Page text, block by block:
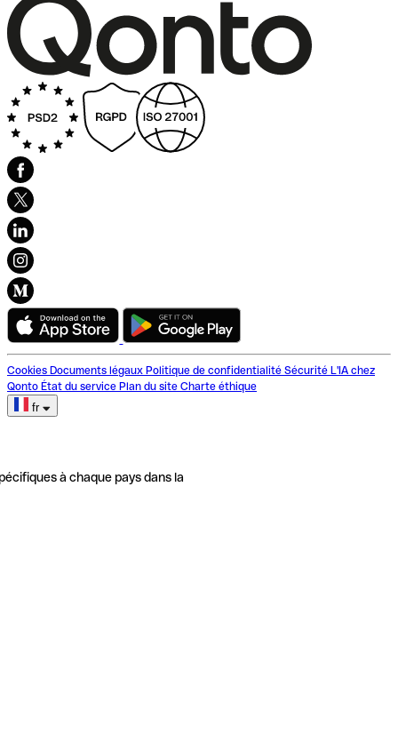
Cookies Documents légaux Politique de confidentialité Sécurité L'IA chez
Qonto État du service Plan du site Charte éthique
fr
à chaque pays dans la